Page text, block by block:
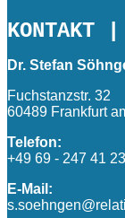
KONTAKT |
Dr. Stefan
Fuchstanzstr. 32
60489 Frankfurt
Telefon:
+49 69 - 247 41
E-Mail: